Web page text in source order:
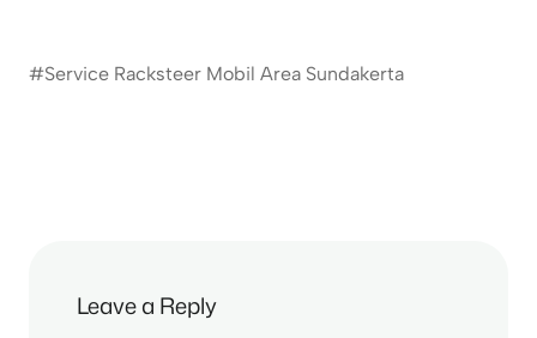
#Service Racksteer Mobil Area Sundakerta
Leave a Reply